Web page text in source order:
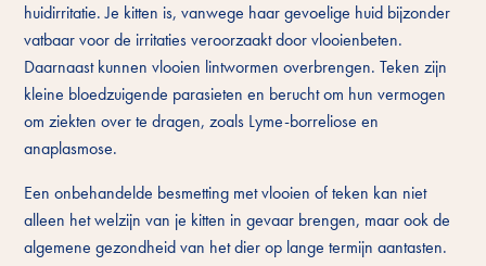
huidirritatie. Je kitten is, vanwege haar gevoelige huid bijzonder
vatbaar voor de irritaties veroorzaakt door vlooienbeten.
Daarnaast kunnen vlooien lintwormen overbrengen. Teken zijn
kleine bloedzuigende parasieten en berucht om hun vermogen
om ziekten over te dragen, zoals Lyme-borreliose en
anaplasmose.
Een onbehandelde besmetting met vlooien of teken kan niet
alleen het welzijn van je kitten in gevaar brengen, maar ook de
algemene gezondheid van het dier op lange termijn aantasten.